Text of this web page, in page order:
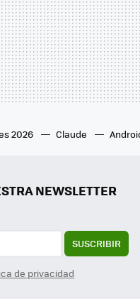
2026 Claude
NEWSLETTER
SUSCRIBIR
de privacidad